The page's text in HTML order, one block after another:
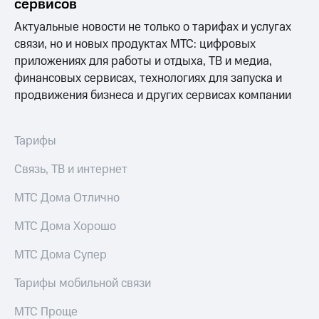
Строки
Live
Гудок
приложения
Инвестиции
Получайте
доход
онлайн
Страхование
полисов
Скидка 30%
на связь
С картой
МТС
Деньги
деньги
доход 15%
Акции
Условия
пополнения
Скидка
30%
на связь
сервисов
Актуальные новости не только о тарифах и услугах
связи, но и новых продуктах МТС: цифровых
приложениях для работы и отдыха, ТВ и медиа,
финансовых сервисах, технологиях для запуска и
продвижения бизнеса и других сервисах компании
Тарифы
Связь, ТВ и интернет
МТС Дома Отлично
МТС Дома Хорошо
МТС Дома Супер
Тарифы мобильной связи
МТС Проще